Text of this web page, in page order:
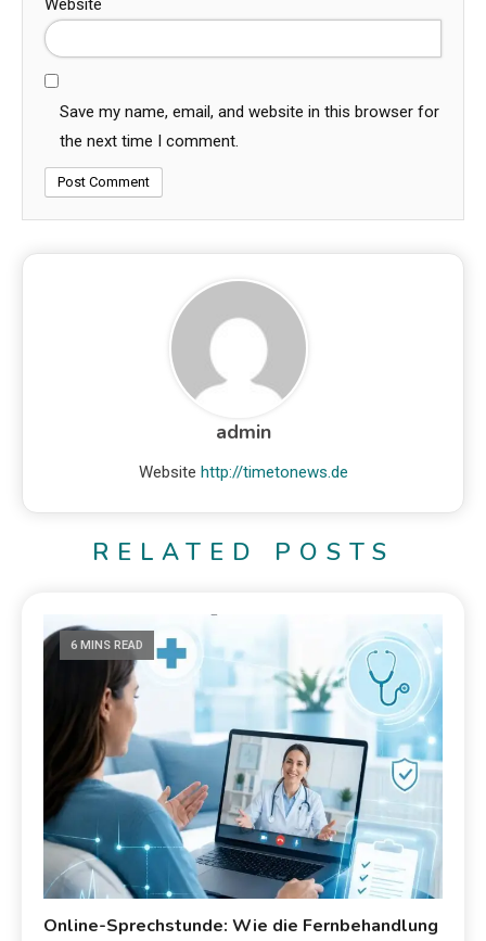
Website
Save my name, email, and website in this browser for
the next time I comment.
admin
Website http://timetonews.de
RELATED POSTS
6 MINS READ
Online-Sprechstunde: Wie die Fernbehandlung